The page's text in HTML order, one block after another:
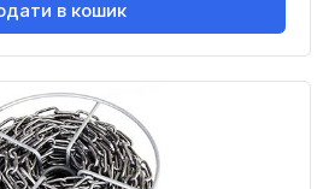
в кошик